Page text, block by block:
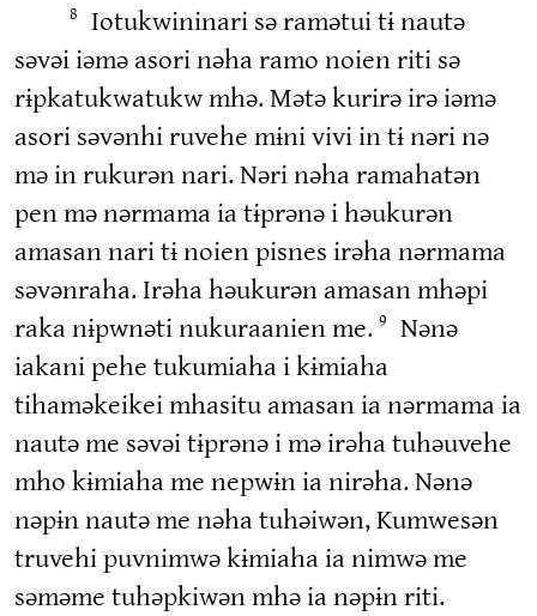
8
Iotukwininari sə ramətui tɨ nautə
səvəi iəmə asori nəha ramo noien riti sə
rɨpkatukwatukw mhə. Mətə kurirə irə iəmə
asori səvənhi ruvehe mɨni vivi in tɨ nəri nə
mə in rukurən nari. Nəri nəha ramahatən
pen mə nərmama ia tɨprənə i həukurən
amasan nari tɨ noien pisnes irəha nərmama
səvənraha. Irəha həukurən amasan mhəpi
raka nɨpwnəti nukuraanien me. 9
Nənə
iakani pehe tukumiaha i kɨmiaha
tihaməkeikei mhasitu amasan ia nərmama ia
nautə me səvəi tɨprənə i mə irəha tuhəuvehe
mho kɨmiaha me nepwɨn ia nirəha. Nənə
nəpɨn nautə me nəha tuhəiwən, Kumwesən
truvehi puvnimwə kɨmiaha ia nimwə me
səməme tuhəpkiwən mhə ia nəpɨn riti.